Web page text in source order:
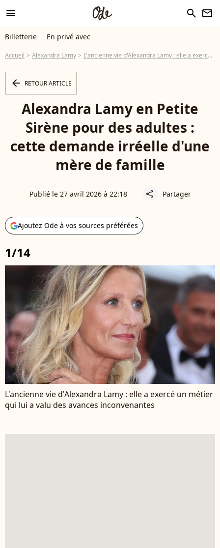
menu search newsletter
Billetterie En privé avec
Accueil Alexandra Lamy L'ancienne vie d'Alexandra Lamy : elle a exercé un métier qui lui a valu des avances inconvenantes
arrow_left RETOUR ARTICLE
Alexandra Lamy en Petite
Sirène pour des adultes :
cette demande irréelle d'une
mère de famille
Publié le 27 avril 2026 à 22:18 share Partager
Ajoutez Ode à vos sources préférées
1/14
L'ancienne vie d'Alexandra Lamy : elle a exercé un métier
qui lui a valu des avances inconvenantes